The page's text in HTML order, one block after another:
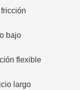
bajo
flexible
largo